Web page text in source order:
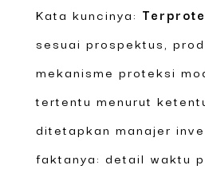
Kata kuncinya:
sesuai prospektus,
mekanisme proteksi
tertentu menurut
ditetapkan manajer
faktanya: detail waktu